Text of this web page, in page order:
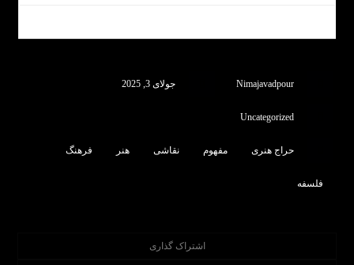
Nimajavadpour جولای 3, 2025
Uncategorized
حراج هنری مفهوم نقاشی هنر فرهنگ
فلسفه